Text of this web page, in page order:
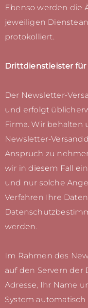
Ebenso werden die
jeweiligen
protokolliert.
Drittdienstleister für
Der Newsletter-
und erfolgt
Firma. Wir behalten
Newsletter-
Anspruch zu
wir in diesem Fall
und nur solche
Verfahren Ihre
werden.
Im Rahmen des
auf den Servern der
Adresse, Ihr Name
System